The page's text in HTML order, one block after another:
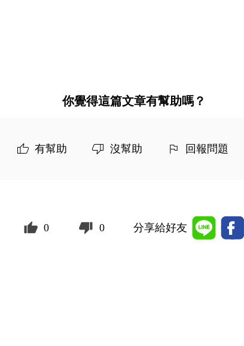
你覺得這篇文章有幫助嗎？
有幫助 沒幫助 回報問題
0 0 分享給好友